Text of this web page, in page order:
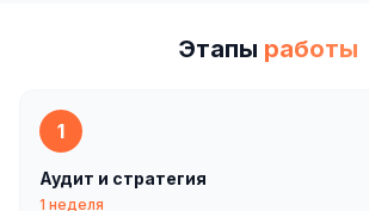
Сквозная аналитика
GEO-ПРОДВИЖЕНИЕ
GEO-продвижение в нейросетях и ИИ
Этапы работы
1
Аудит и стратегия
1 неделя